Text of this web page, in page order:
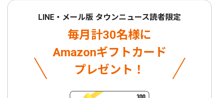
LINE・メール版 タウンニュース読者限定
毎月計30名様に
Amazonギフトカード
プレゼント！